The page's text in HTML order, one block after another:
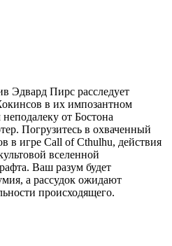
Эдвард Пирс расследует
в их импозантном
от Бостона
Погрузитесь в охваченный
в игре Call of Cthulhu, действия
вселенной
Ваш разум будет
а рассудок ожидают
происходящего.